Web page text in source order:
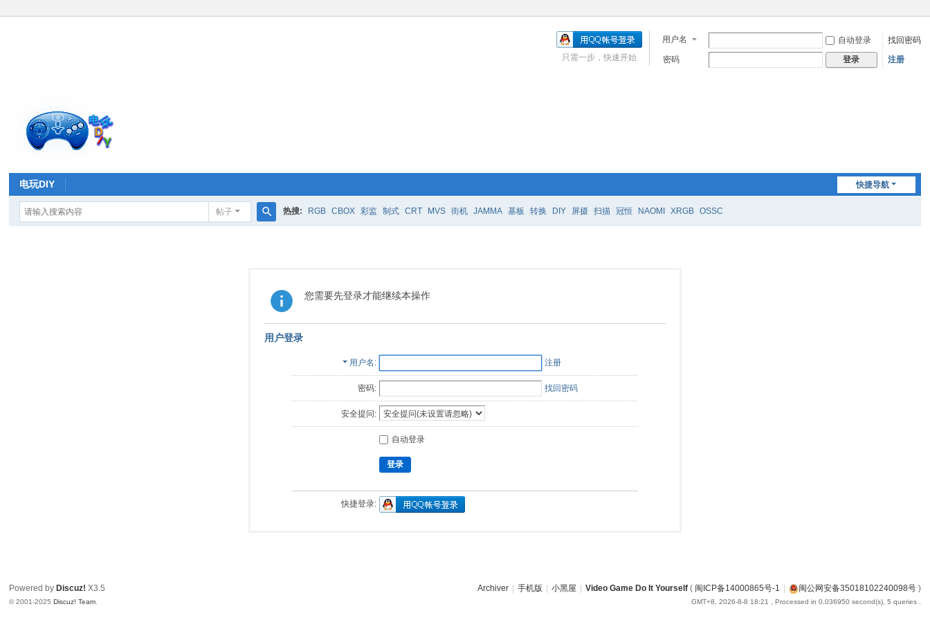
用户名 自动登录
找回密码
密码
登录 注册
只需一步，快速开始
快捷导航
电玩DIY
帖子 热搜: RGB CBOX 彩监 制式 CRT MVS 街机 JAMMA 基板 转换 DIY 屏摄 扫描 冠恒 NAOMI XRGB OSSC
您需要先登录才能继续本操作
用户登录
用户名 注册
密码: 找回密码
安全提问:
自动登录
登录
快捷登录:
Archiver 手机版 小黑屋 Video Game Do It Yourself( 闽ICP备14000865号-1 闽公网安备35018102240098号)
GMT+8, 2026-8-8 18:21 , Processed in 0.036950 second(s), 5 queries .
Powered by Discuz! X3.5
© 2001-2025Discuz! Team